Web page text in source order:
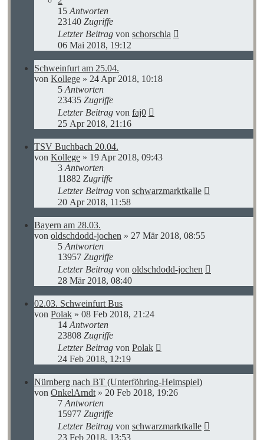
15 Antworten
23140 Zugriffe
Letzter Beitrag von schorschla
06 Mai 2018, 19:12
Schweinfurt am 25.04.
von Kollege » 24 Apr 2018, 10:18
5 Antworten
23435 Zugriffe
Letzter Beitrag von faj0
25 Apr 2018, 21:16
TSV Buchbach 20.04.
von Kollege » 19 Apr 2018, 09:43
3 Antworten
11882 Zugriffe
Letzter Beitrag von schwarzmarktkalle
20 Apr 2018, 11:58
Bayern am 28.03.
von oldschdodd-jochen » 27 Mär 2018, 08:55
5 Antworten
13957 Zugriffe
Letzter Beitrag von oldschdodd-jochen
28 Mär 2018, 08:40
02.03. Schweinfurt Bus
von Polak » 08 Feb 2018, 21:24
14 Antworten
23808 Zugriffe
Letzter Beitrag von Polak
24 Feb 2018, 12:19
Nürnberg nach BT (Unterföhring-Heimspiel)
von OnkelArndt » 20 Feb 2018, 19:26
7 Antworten
15977 Zugriffe
Letzter Beitrag von schwarzmarktkalle
23 Feb 2018, 13:53